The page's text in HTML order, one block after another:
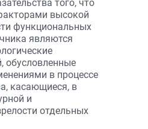
того, что
высокой
функциональных
являются
обусловленные
в процессе
касающиеся, в
и
отдельных